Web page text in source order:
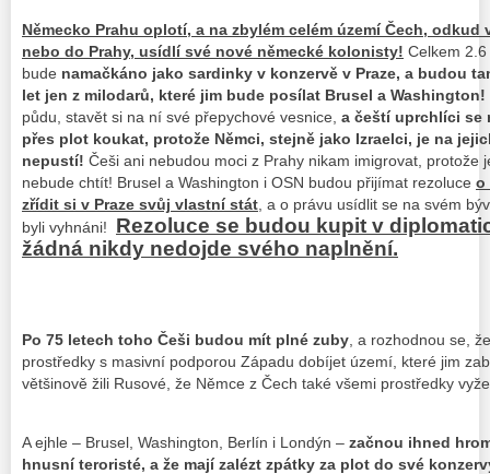
Německo Prahu oplotí, a na zbylém celém území Čech, odkud
nebo do Prahy, usídlí své nové německé kolonisty! Celkem
bude namačkáno jako sardinky v konzervě v Praze, a budou
let jen z milodarů, které jim bude posílat Brusel a Washington!
půdu, stavět si na ní své přepychové vesnice, a čeští uprchlíci se
přes plot koukat, protože Němci, stejně jako Izraelci, je na
nepustí! Češi ani nebudou moci z Prahy nikam imigrovat, protože
nebude chtít! Brusel a Washington i OSN budou přijímat rezoluce o
zřídit si v Praze svůj vlastní stát, a o právu usídlit se na svém
byli vyhnáni! Rezoluce se budou kupit v
žádná nikdy nedojde svého naplnění.
Po 75 letech toho Češi budou mít plné zuby , a rozhodnou se,
prostředky s masivní podporou Západu dobíjet území, které jim
většinově žili Rusové, že Němce z Čech také všemi prostředky
A ejhle – Brusel, Washington, Berlín i Londýn – začnou ihned
hnusní teroristé, a že mají zalézt zpátky za plot do své